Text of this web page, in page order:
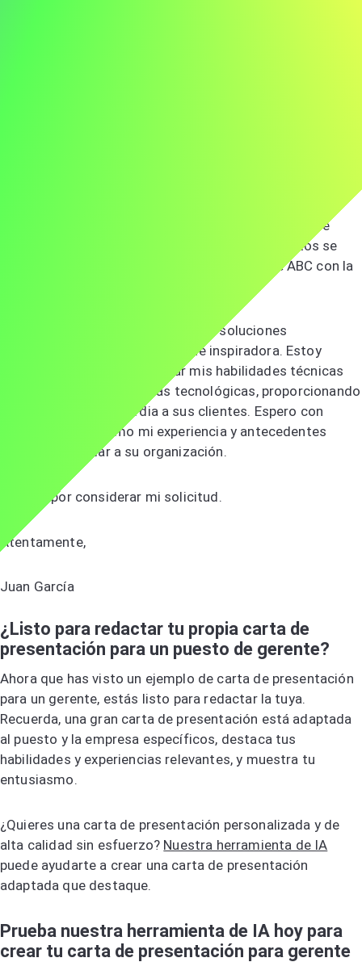
centrado en el usuario. Mis habilidades en gestión de
proyectos, liderazgo de equipos y análisis de datos se
alinean perfectamente con el compromiso de ABC con la
La dedicación de ABC a avanzar en soluciones
tecnológicas es verdaderamente inspiradora. Estoy
entusiasmado por aprovechar mis habilidades técnicas
para mejorar sus iniciativas tecnológicas, proporcionando
soluciones de vanguardia a sus clientes. Espero con
interés discutir cómo mi experiencia y antecedentes
pueden beneficiar a su organización.
Gracias por considerar mi solicitud.
Atentamente,
Juan García
¿Listo para redactar tu propia carta de
presentación para un puesto de gerente?
Ahora que has visto un ejemplo de carta de presentación
para un gerente, estás listo para redactar la tuya.
Recuerda, una gran carta de presentación está adaptada
al puesto y la empresa específicos, destaca tus
habilidades y experiencias relevantes, y muestra tu
entusiasmo.
¿Quieres una carta de presentación personalizada y de
alta calidad sin esfuerzo? Nuestra herramienta de IA
puede ayudarte a crear una carta de presentación
adaptada que destaque.
Prueba nuestra herramienta de IA hoy para
crear tu carta de presentación para gerente